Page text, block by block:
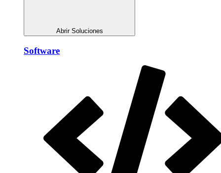
Abrir Soluciones
Software